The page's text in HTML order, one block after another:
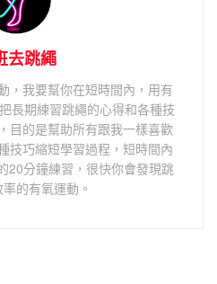
去跳繩
，我要幫你在短時間內，用有
長期練習跳繩的心得和各種技
目的是幫助所有跟我一樣喜歡
技巧縮短學習過程，短時間內
20分鐘練習，很快你會發現跳
的有氧運動。